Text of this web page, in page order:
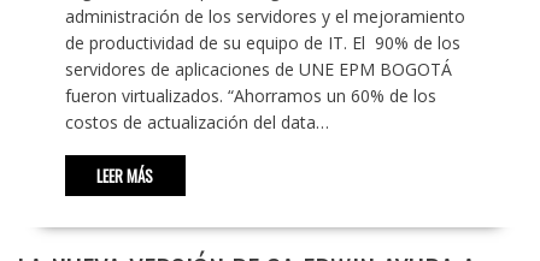
administración de los servidores y el mejoramiento
de productividad de su equipo de IT. El 90% de los
servidores de aplicaciones de UNE EPM BOGOTÁ
fueron virtualizados. “Ahorramos un 60% de los
costos de actualización del data…
LEER MÁS